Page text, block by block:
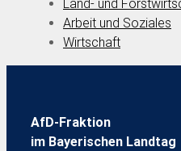
Land- und
Arbeit und Soziales
Wirtschaft
AfD-Fraktion
im Bayerischen Landtag